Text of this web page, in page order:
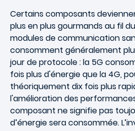
Certains composants
plus en plus gourmands au fil
modules de communication
consomment généralement
jour de protocole : la 5G
fois plus d'énergie que la 4G,
théoriquement dix fois plus
l'amélioration des
composant ne signifie pas
d’énergie sera consommée.